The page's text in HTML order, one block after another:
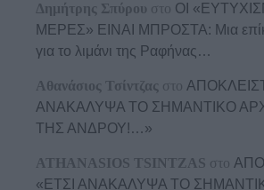
Δημήτρης Σπύρου στο ΟΙ
ΜΕΡΕΣ» ΕΙΝΑΙ ΜΠΡΟΣΤΑ: Μια
για το λιμάνι της Ραφήνας…
Αθανάσιος Τσίντζας στο
ΑΝΑΚΑΛΥΨΑ ΤΟ ΣΗΜΑΝΤΙΚΟ
ΤΗΣ ΑΝΔΡΟΥ!…»
ATHANASIOS TSINTZAS στο
«ΕΤΣΙ ΑΝΑΚΑΛΥΨΑ ΤΟ